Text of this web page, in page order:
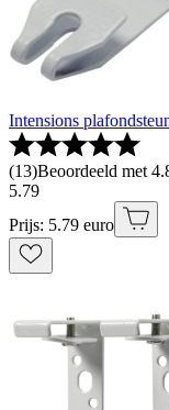
Intensions
(13)Beoordeeld met
5.79
Prijs: 5.79 euro